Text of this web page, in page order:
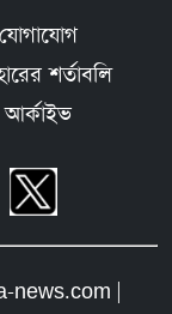
যোগাযোগ
শর্তাবলি
আর্কাইভ
|